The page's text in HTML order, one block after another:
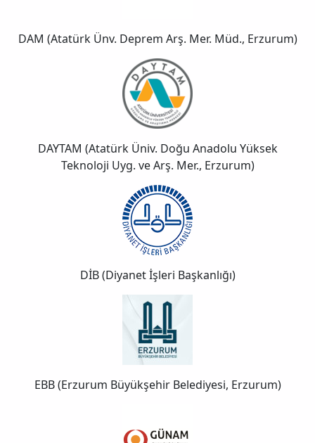
DAM (Atatürk Ünv. Deprem Arş. Mer. Müd., Erzurum)
DAYTAM (Atatürk Üniv. Doğu Anadolu Yüksek
Teknoloji Uyg. ve Arş. Mer., Erzurum)
DİB (Diyanet İşleri Başkanlığı)
EBB (Erzurum Büyükşehir Belediyesi, Erzurum)